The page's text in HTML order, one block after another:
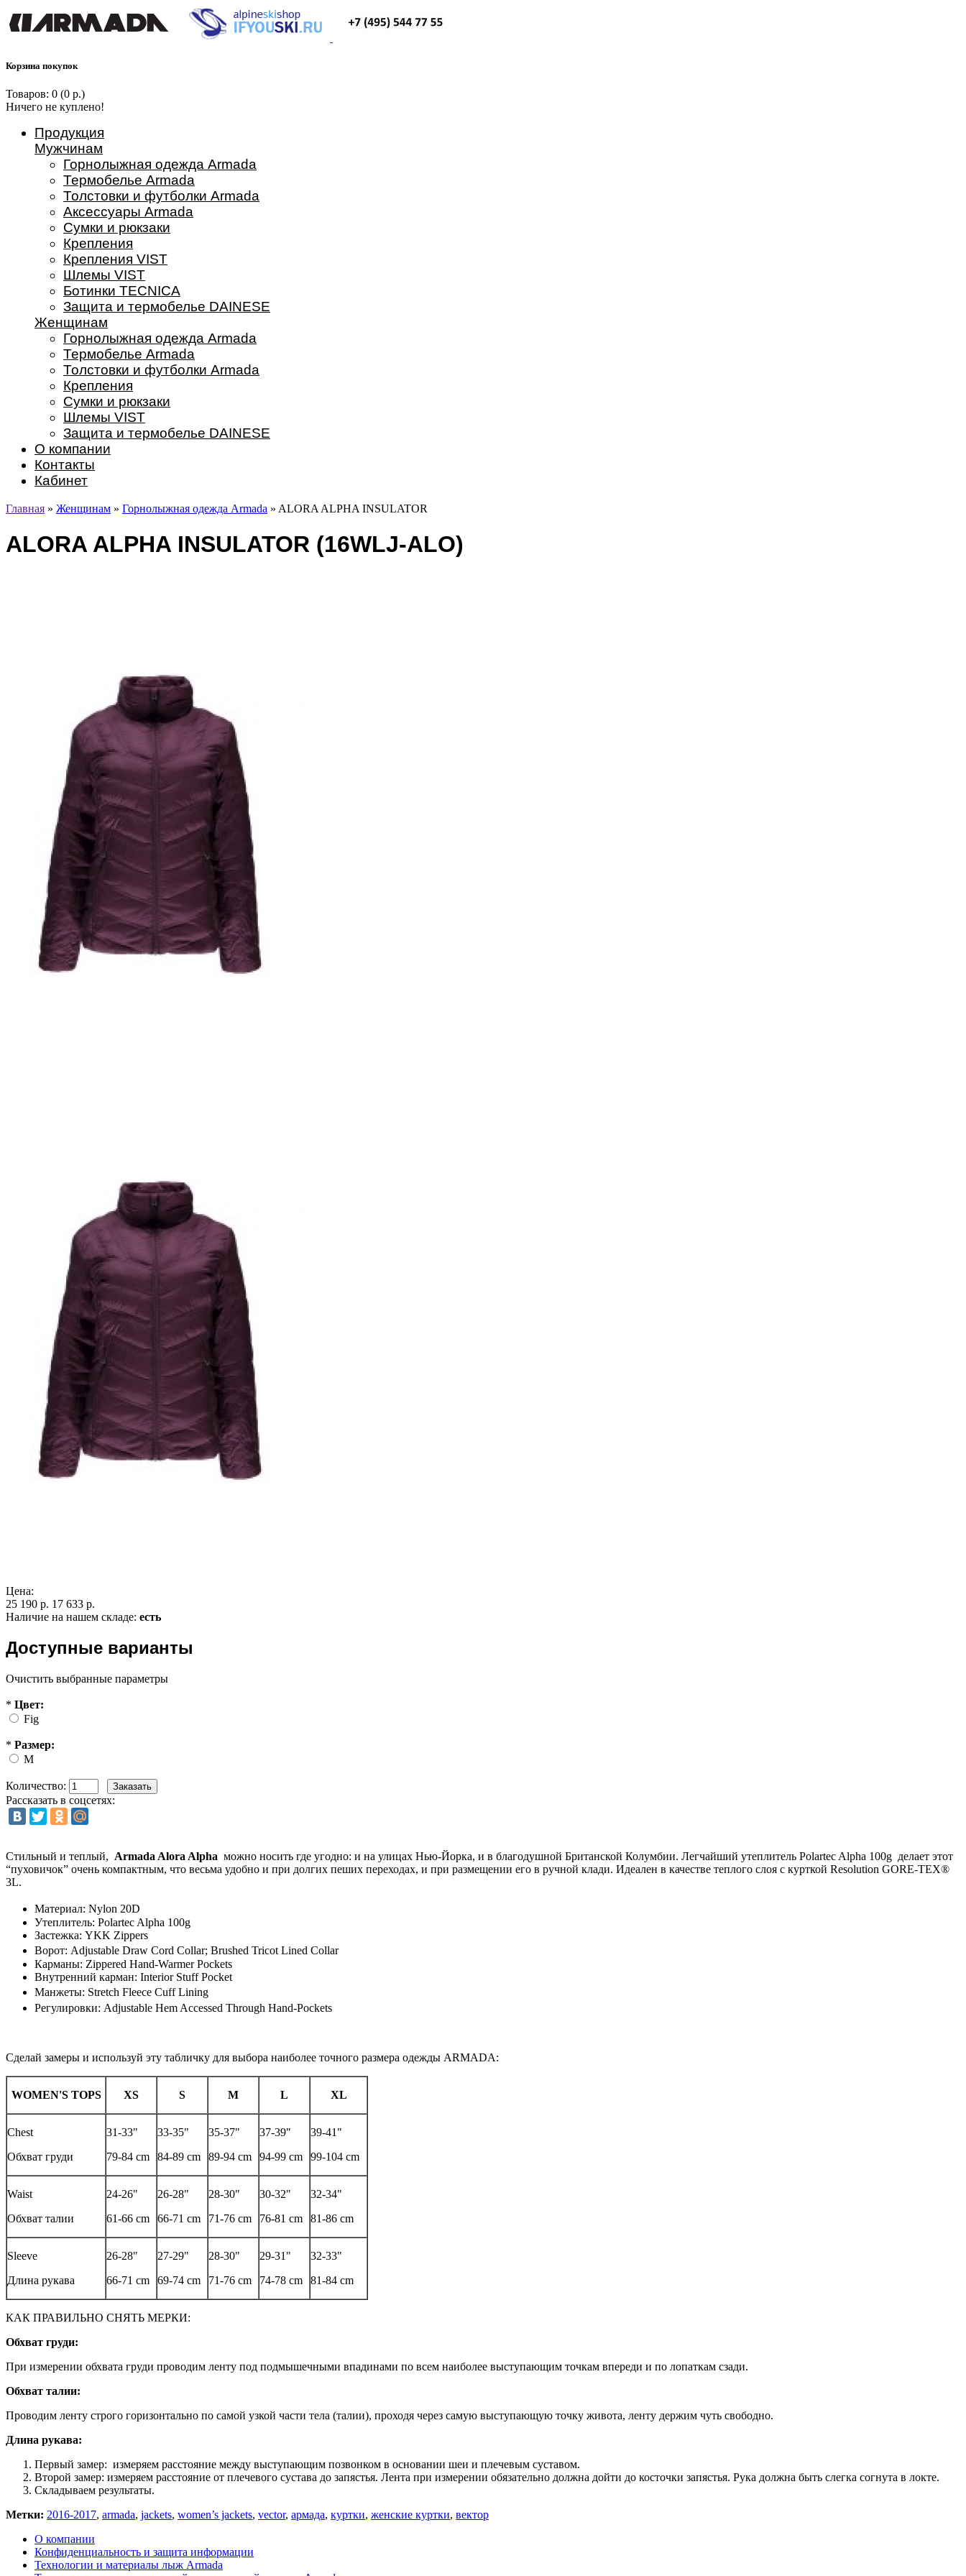
Корзина покупок
Товаров: 0 (0 р.)
Ничего не куплено!
Продукция
Мужчинам
Горнолыжная одежда Armada
Термобелье Armada
Толстовки и футболки Armada
Аксессуары Armada
Сумки и рюкзаки
Крепления
Крепления VIST
Шлемы VIST
Ботинки TECNICA
Защита и термобелье DAINESE
Женщинам
Горнолыжная одежда Armada
Термобелье Armada
Толстовки и футболки Armada
Крепления
Сумки и рюкзаки
Шлемы VIST
Защита и термобелье DAINESE
О компании
Контакты
Кабинет
Главная » Женщинам » Горнолыжная одежда Armada » ALORA ALPHA INSULATOR
ALORA ALPHA INSULATOR (16WLJ-ALO)
Цена:
25 190 р. 17 633 р.
Наличие на нашем складе: есть
Доступные варианты
Очистить выбранные параметры
* Цвет:
Fig
* Размер:
M
Количество:
Рассказать в соцсетях:
Стильный и теплый, Armada Alora Alpha можно носить где угодно: и на улицах Нью-Йорка, и в благодушной Британской Колумбии. Легчайший утеплитель Polartec Alpha 100g делает этот
“пуховичок” очень компактным, что весьма удобно и при долгих пеших переходах, и при размещении его в ручной клади. Идеален в качестве теплого слоя с курткой Resolution GORE-TEX®
3L.
Материал: Nylon 20D
Утеплитель: Polartec Alpha 100g
Застежка: YKK Zippers
Ворот: Adjustable Draw Cord Collar; Brushed Tricot Lined Collar
Карманы: Zippered Hand-Warmer Pockets
Внутренний карман: Interior Stuff Pocket
Манжеты: Stretch Fleece Cuff Lining
Регулировки: Adjustable Hem Accessed Through Hand-Pockets
Сделай замеры и используй эту табличку для выбора наиболее точного размера одежды ARMADA:
WOMEN'S TOPS XS S M L XL
Chest
Обхват груди
31-33"
79-84 cm
33-35"
84-89 cm
35-37"
89-94 cm
37-39"
94-99 cm
39-41"
99-104 cm
Waist
Обхват талии
24-26"
61-66 cm
26-28"
66-71 cm
28-30"
71-76 cm
30-32"
76-81 cm
32-34"
81-86 cm
Sleeve
Длина рукава
26-28"
66-71 cm
27-29"
69-74 cm
28-30"
71-76 cm
29-31"
74-78 cm
32-33"
81-84 cm
КАК ПРАВИЛЬНО СНЯТЬ МЕРКИ:
Обхват груди:
При измерении обхвата груди проводим ленту под подмышечными впадинами по всем наиболее выступающим точкам впереди и по лопаткам сзади.
Обхват талии:
Проводим ленту строго горизонтально по самой узкой части тела (талии), проходя через самую выступающую точку живота, ленту держим чуть свободно.
Длина рукава:
Первый замер: измеряем расстояние между выступающим позвонком в основании шеи и плечевым суставом.
Второй замер: измеряем расстояние от плечевого сустава до запястья. Лента при измерении обязательно должна дойти до косточки запястья. Рука должна быть слегка согнута в локте.
Складываем результаты.
Метки: 2016-2017, armada, jackets, women’s jackets, vector, армада, куртки, женские куртки, вектор
О компании
Конфиденциальность и защита информации
Технологии и материалы лыж Armada